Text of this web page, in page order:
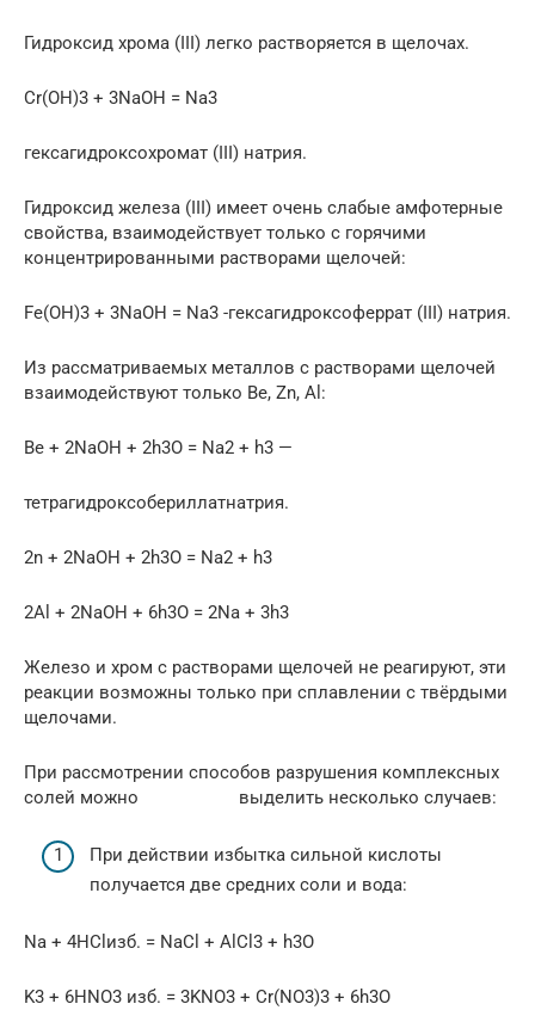
Гидроксид хрома (III) легко растворяется в щелочах.
Cr(OH)3 + 3NaOH = Na3
гексагидроксохромат (III) натрия.
Гидроксид железа (III) имеет очень слабые амфотерные
свойства, взаимодействует только с горячими
концентрированными растворами щелочей:
Fe(OH)3 + 3NaOH = Na3 -гексагидроксоферрат (III) натрия.
Из рассматриваемых металлов с растворами щелочей
взаимодействуют только Ве, Zn, Al:
Be + 2NaOH + 2h3O = Na2 + h3­ —
тетрагидроксобериллатнатрия.
2n + 2NaOH + 2h3O = Na2 + h3­
2Al + 2NaOH + 6h3O = 2Na + 3h3­
Железо и хром с растворами щелочей не реагируют, эти
реакции возможны только при сплавлении с твёрдыми
щелочами.
При рассмотрении способов разрушения комплексных
солей можно выделить несколько случаев:
При действии избытка сильной кислоты
получается две средних соли и вода:
Na + 4HClизб. = NaCl + AlCl3 + h3O
K3 + 6HNO3 изб. = 3KNO3 + Cr(NO3)3 + 6h3O